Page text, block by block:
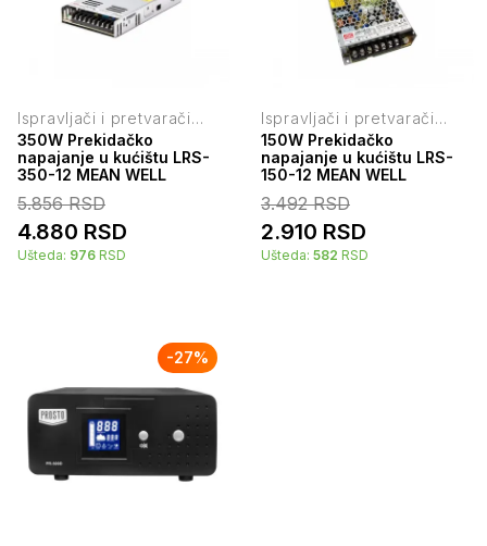
Ispravljači i pretvarači
napona
350W Prekidačko
napajanje u kućištu LRS-
350-12 MEAN WELL
5.856 RSD
4.880 RSD
Ušteda: 976 RSD
Ispravljači i pretvarači
napona
150W Prekidačko
napajanje u kućištu LRS-
150-12 MEAN WELL
3.492 RSD
2.910 RSD
Ušteda: 582 RSD
-27%